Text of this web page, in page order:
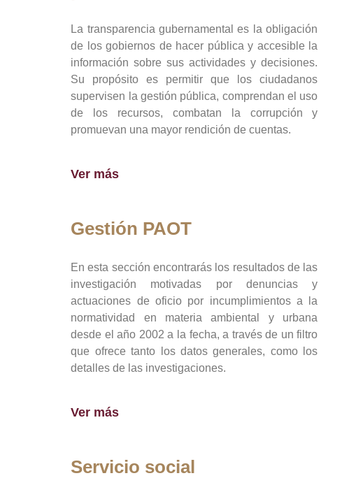
La transparencia gubernamental es la obligación
de los gobiernos de hacer pública y accesible la
información sobre sus actividades y decisiones.
Su propósito es permitir que los ciudadanos
supervisen la gestión pública, comprendan el uso
de los recursos, combatan la corrupción y
promuevan una mayor rendición de cuentas.
Ver más
Gestión PAOT
En esta sección encontrarás los resultados de las
investigación motivadas por denuncias y
actuaciones de oficio por incumplimientos a la
normatividad en materia ambiental y urbana
desde el año 2002 a la fecha, a través de un filtro
que ofrece tanto los datos generales, como los
detalles de las investigaciones.
Ver más
Servicio social